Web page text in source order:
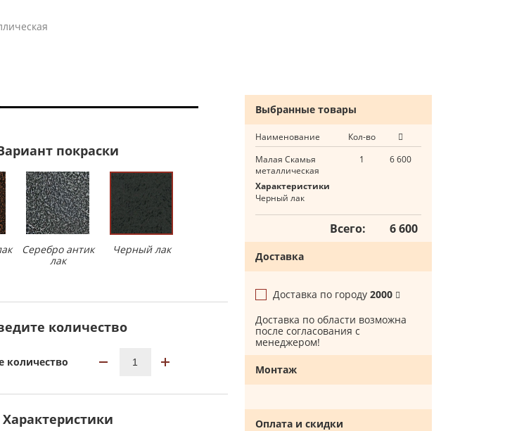
покраски
Серебро антик
лак
Черный лак
количество
количество
Характеристики
Выбранные товары
Наименование
Кол-во
Малая Скамья
металлическая
1 6 600
Характеристики
Черный лак
Всего: 6 600
Доставка
Доставка по городу 2000
Доставка по области возможна
после согласования с
менеджером!
Монтаж
Оплата и скидки